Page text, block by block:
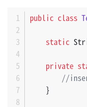
public class
static
private
//
    }